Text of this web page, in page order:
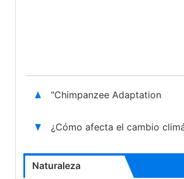
"Chimpanzee Adaptation
¿Cómo afecta el cambio
Naturaleza